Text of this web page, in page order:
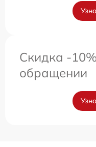
Скидка -
обращении